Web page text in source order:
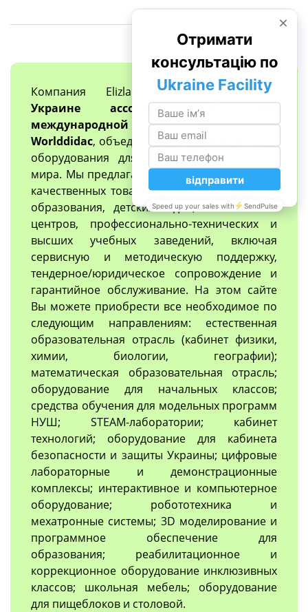
Компания Elizlabsединственный в
Украине ассоциированный член
международной организации
Worlddidac, объединяющий производителей
оборудования для образования со всего
мира. Мы предлагаем широкий ассортимент
качественных товаров для общего среднего
образования, детских садов, инклюзивных
центров, профессионально-технических и
высших учебных заведений, включая
сервисную и методическую поддержку,
тендерное/юридическое сопровождение и
гарантийное обслуживание. На этом сайте
Вы можете приобрести все необходимое по
следующим направлениям: естественная
образовательная отрасль (кабинет физики,
химии, биологии, географии);
математическая образовательная отрасль;
оборудование для начальных классов;
средства обучения для модельных программ
НУШ; STEAM-лаборатории; кабинет
технологий; оборудование для кабинета
безопасности и защиты Украины; цифровые
лабораторные и демонстрационные
комплексы; интерактивное и компьютерное
оборудование; робототехника и
мехатронные системы; 3D моделирование и
программное обеспечение для
образования; реабилитационное и
коррекционное оборудование инклюзивных
классов; школьная мебель; оборудование
для пищеблоков и столовой.